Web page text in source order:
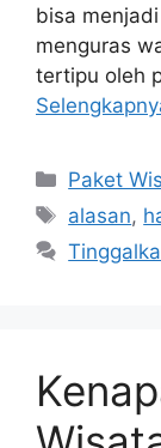
bisa
menguras
tertipu oleh
Kategori
Paket
Tag
alasan,